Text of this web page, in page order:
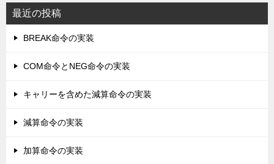
最近の投稿
BREAK命令の実装
COM命令とNEG命令の実装
キャリーを含めた減算命令の実装
減算命令の実装
加算命令の実装